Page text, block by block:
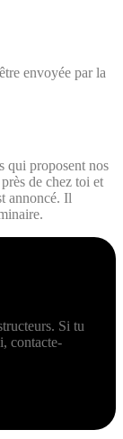
envoyée par la
qui proposent nos
de chez toi et
annoncé. Il
Si tu
contacte-